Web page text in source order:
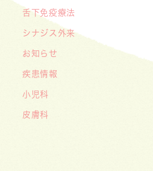
舌下免疫療法
シナジス外来
お知らせ
疾患情報
小児科
皮膚科